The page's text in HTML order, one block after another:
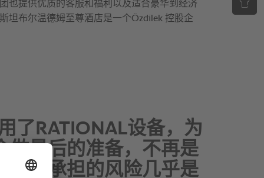
和售后服务质量一流
服务好，使用
成为一件很容易的事